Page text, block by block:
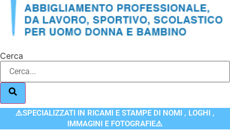
Cerca
⚠️SPECIALIZZATI IN RICAMI E STAMPE DI NOMI , LOGHI ,
IMMAGINI E FOTOGRAFIE⚠️